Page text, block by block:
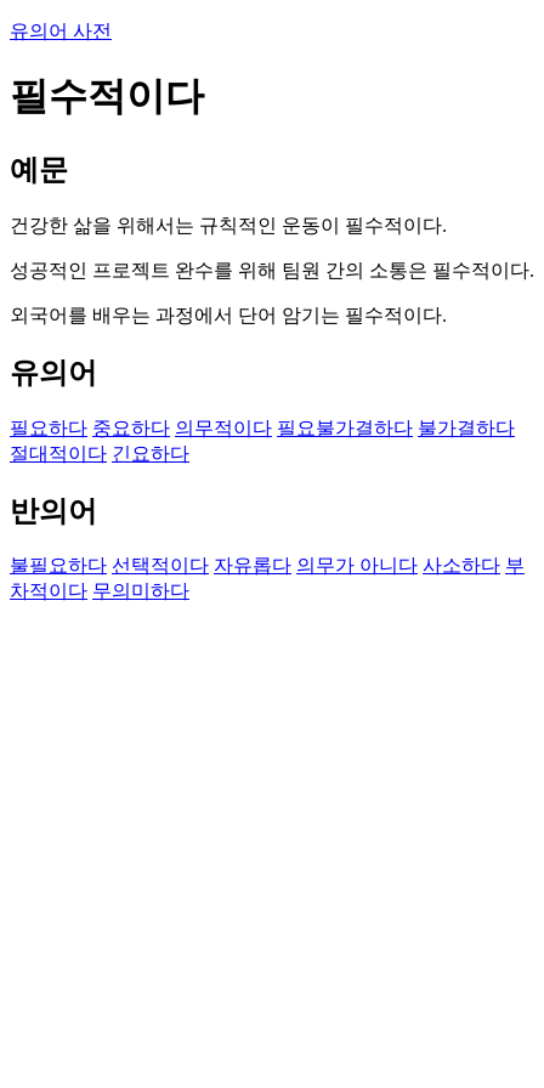
유의어 사전
필수적이다
예문
건강한 삶을 위해서는 규칙적인 운동이 필수적이다.
성공적인 프로젝트 완수를 위해 팀원 간의 소통은 필수적이다.
외국어를 배우는 과정에서 단어 암기는 필수적이다.
유의어
필요하다 중요하다 의무적이다 필요불가결하다 불가결하다
절대적이다 긴요하다
반의어
불필요하다 선택적이다 자유롭다 의무가 아니다 사소하다 부
차적이다 무의미하다